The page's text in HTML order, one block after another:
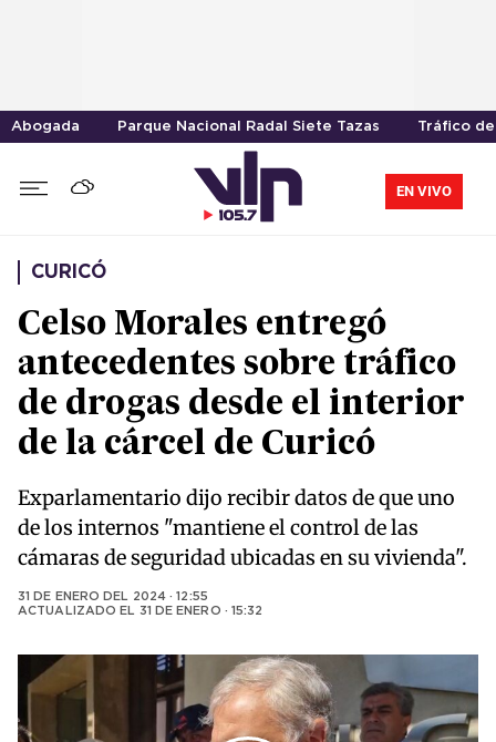
Abogada Parque Nacional Radal Siete Tazas Tráfico
EN VIVO
CURICÓ
Celso Morales entregó
antecedentes sobre tráfico
de drogas desde el interior
de la cárcel de Curicó
Exparlamentario dijo recibir datos de que uno
de los internos "mantiene el control de las
cámaras de seguridad ubicadas en su vivienda".
31 DE ENERO DEL 2024 · 12:55
ACTUALIZADO EL 31 DE ENERO · 15:32